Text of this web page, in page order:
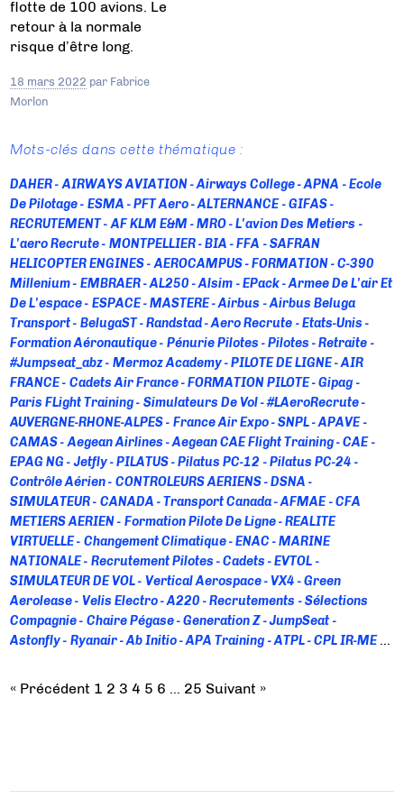
Mots-clés dans cette thématique :
DAHER AIRWAYS AVIATION Airways College APNA
Ecole
De Pilotage
ESMA PFT Aero ALTERNANCE
GIFAS
RECRUTEMENT
AF KLM E&M MRO
L'avion Des Metiers
L'aero Recrute
MONTPELLIER BIA FFA
SAFRAN
HELICOPTER ENGINES
AEROCAMPUS FORMATION
C-390
Millenium
EMBRAER AL250 Alsim EPack
Armee De L'air Et
De L'espace
ESPACE MASTERE Airbus
Airbus Beluga
Transport
BelugaST Randstad Aero Recrute
Etats-Unis
Formation Aéronautique
Pénurie Pilotes Pilotes
Retraite
#jumpseat_abz
Mermoz Academy PILOTE DE LIGNE
AIR
FRANCE
Cadets Air France FORMATION PILOTE
Gipag
Paris FLight Training
Simulateurs De Vol
#LAeroRecrute
AUVERGNE-RHONE-ALPES
France Air Expo SNPL
APAVE
CAMAS
Aegean Airlines Aegean CAE Flight Training
CAE
EPAG NG
Jetfly PILATUS Pilatus PC-12
Pilatus PC-24
Contrôle Aérien
CONTROLEURS AERIENS
DSNA
SIMULATEUR
CANADA Transport Canada AFMAE
CFA
METIERS AERIEN
Formation Pilote De Ligne
REALITE
VIRTUELLE
Changement Climatique ENAC
MARINE
NATIONALE
Recrutement Pilotes Cadets
EVTOL
SIMULATEUR DE VOL
Vertical Aerospace VX4
Green
Aerolease
Velis Electro A220 Recrutements
Sélections
Compagnie
Chaire Pégase Generation Z
JumpSeat
Astonfly
Ryanair Ab Initio APA Training ATPL
CPL IR-ME
Flight Academy Europe
CIRRUS AIRCRAFT
flotte de 100 avions. Le
retour à la normale
risque d’être long.
18 mars 2022 par Fabrice
Morlon
« Précédent 1 2 3 4 5 6 … 25 Suivant »